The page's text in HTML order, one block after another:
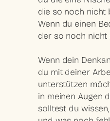
die so noch nicht
Wenn du einen
der so noch nicht
Wenn dein
du mit deiner
unterstützen
in meinen Augen
solltest du wissen,